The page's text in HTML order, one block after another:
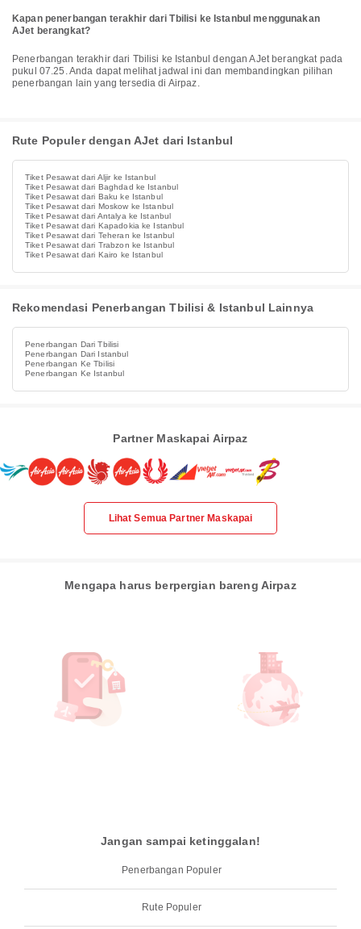
Kapan penerbangan terakhir dari Tbilisi ke Istanbul menggunakan
AJet berangkat?
Penerbangan terakhir dari Tbilisi ke Istanbul dengan AJet berangkat pada
pukul 07.25. Anda dapat melihat jadwal ini dan membandingkan pilihan
penerbangan lain yang tersedia di Airpaz.
Rute Populer dengan AJet dari Istanbul
Tiket Pesawat dari Aljir ke Istanbul
Tiket Pesawat dari Baghdad ke Istanbul
Tiket Pesawat dari Baku ke Istanbul
Tiket Pesawat dari Moskow ke Istanbul
Tiket Pesawat dari Antalya ke Istanbul
Tiket Pesawat dari Kapadokia ke Istanbul
Tiket Pesawat dari Teheran ke Istanbul
Tiket Pesawat dari Trabzon ke Istanbul
Tiket Pesawat dari Kairo ke Istanbul
Rekomendasi Penerbangan Tbilisi & Istanbul Lainnya
Penerbangan Dari Tbilisi
Penerbangan Dari Istanbul
Penerbangan Ke Tbilisi
Penerbangan Ke Istanbul
Partner Maskapai Airpaz
Lihat Semua Partner Maskapai
Mengapa harus berpergian bareng Airpaz
Jangan sampai ketinggalan!
Penerbangan Populer
Rute Populer